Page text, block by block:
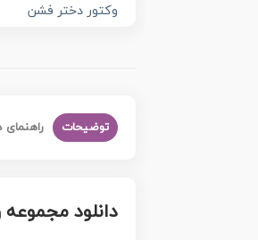
وکتور دختر فشن
توضیحات راهنمای
دانلود مجموعه